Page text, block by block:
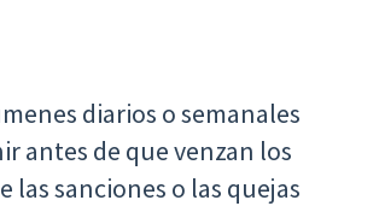
diarios o semanales
antes de que venzan los
las sanciones o las quejas